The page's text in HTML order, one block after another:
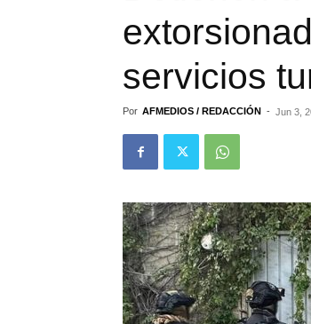
servicios
Por AFMEDIOS / REDACCIÓN - Jun 3,